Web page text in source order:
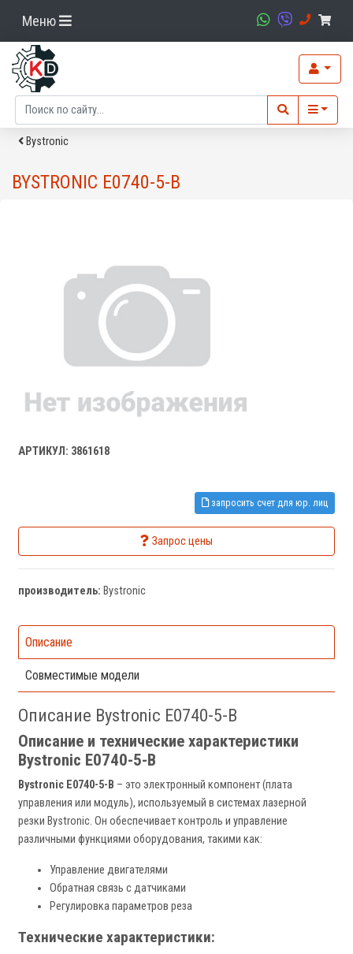
Меню
Bystronic
BYSTRONIC E0740-5-B
АРТИКУЛ: 3861618
запросить счет для юр. лиц
Запрос цены
производитель: Bystronic
Описание
Совместимые модели
Описание Bystronic E0740-5-B
Описание и технические характеристики
Bystronic E0740-5-B
Bystronic E0740-5-B – это электронный компонент (плата
управления или модуль), используемый в системах лазерной
резки Bystronic. Он обеспечивает контроль и управление
различными функциями оборудования, такими как:
Управление двигателями
Обратная связь с датчиками
Регулировка параметров реза
Технические характеристики: